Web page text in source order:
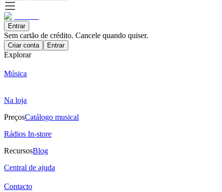
Entrar
Sem cartão de crédito. Cancele quando quiser.
Criar conta Entrar
Explorar
Música
Na loja
PreçosCatálogo musical
Rádios In-store
RecursosBlog
Central de ajuda
Contacto